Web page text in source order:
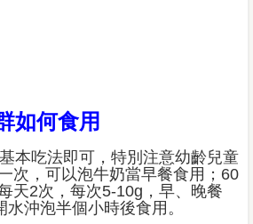
如何食用
本吃法即可，特別注意幼齡兒童
次，可以泡牛奶當早餐食用；60
天2次，每次5-10g，早、晚餐
沖泡半個小時後食用。